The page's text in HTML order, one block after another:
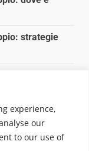
experience,
our
to our use of
strategie
che
di Jws Media